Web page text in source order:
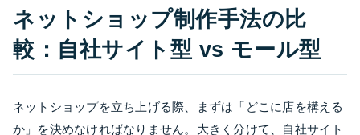
ネットショップ制作手法の比
較：自社サイト型 vs モール型
ネットショップを立ち上げる際、まずは「どこに店を構える
か」を決めなければなりません。大きく分けて、自社サイト